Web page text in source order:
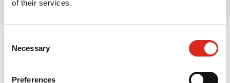
of their services.
Selection
Necessary
Preferences